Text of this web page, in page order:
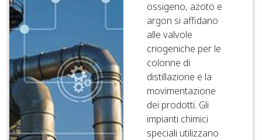
ossigeno, azoto e
argon si affidano
alle valvole
criogeniche per le
colonne di
distillazione e la
movimentazione
dei prodotti. Gli
impianti chimici
speciali utilizzano